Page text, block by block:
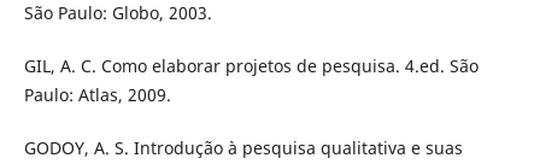
São Paulo: Globo, 2003.
GIL, A. C. Como elaborar projetos de pesquisa. 4.ed. São
Paulo: Atlas, 2009.
GODOY, A. S. Introdução à pesquisa qualitativa e suas